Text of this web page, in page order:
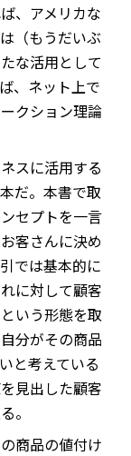
、アメリカな
（もうだいぶ
な活用として
、ネット上で
クション理論
スに活用する
だ。本書で取
セプトを一言
客さんに決め
では基本的に
に対して顧客
いう形態を取
分がその商品
と考えている
見出した顧客
。
商品の値付け